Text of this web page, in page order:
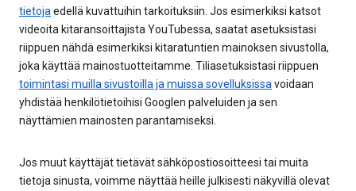
tietoja edellä kuvattuihin tarkoituksiin. Jos esimerkiksi katsot
videoita kitaransoittajista YouTubessa, saatat asetuksistasi
riippuen nähdä esimerkiksi kitaratuntien mainoksen sivustolla,
joka käyttää mainostuotteitamme. Tiliasetuksistasi riippuen
toimintasi muilla sivustoilla ja muissa sovelluksissa voidaan
yhdistää henkilötietoihisi Googlen palveluiden ja sen
näyttämien mainosten parantamiseksi.
Jos muut käyttäjät tietävät sähköpostiosoitteesi tai muita
tietoja sinusta, voimme näyttää heille julkisesti näkyvillä olevat